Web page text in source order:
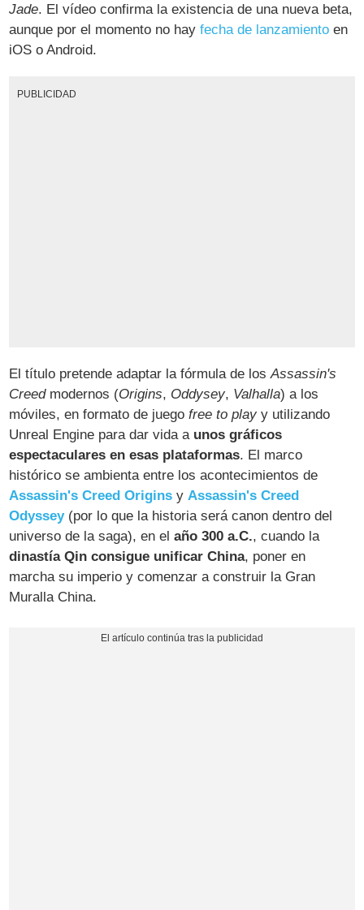
Jade. El vídeo confirma la existencia de una nueva beta,
aunque por el momento no hayfecha de lanzamiento en
iOS o Android.
PUBLICIDAD
El título pretende adaptar la fórmula de losAssassin's
Creedmodernos (Origins, Oddysey, Valhalla) a los
móviles, en formato de juegofree to play y utilizando
Unreal Engine para dar vida a unos gráficos
espectaculares en esas plataformas. El marco
histórico se ambienta entre los acontecimientos de
Assassin's Creed Origins y Assassin's Creed
Odyssey(por lo que la historia será canon dentro del
universo de la saga), en elaño 300 a.C., cuando la
dinastía Qin consigue unificar China, poner en
marcha su imperio y comenzar a construir la Gran
Muralla China.